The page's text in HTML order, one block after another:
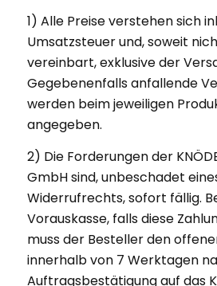
1) Alle Preise verstehen sich
Umsatzsteuer und, soweit
vereinbart, exklusive der
Gegebenenfalls anfallende
werden beim jeweiligen
angegeben.
2) Die Forderungen der
GmbH sind, unbeschadet
Widerrufrechts, sofort fällig.
Vorauskasse, falls diese
muss der Besteller den
innerhalb von 7 Werktagen
Auftragsbestätigung auf das